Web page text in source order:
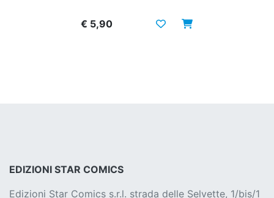
€ 5,90
EDIZIONI STAR COMICS
Edizioni Star Comics s.r.l. strada delle Selvette, 1/bis/1